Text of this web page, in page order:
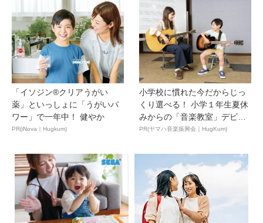
「イソジン®クリアうがい
薬」といっしょに「うがいパ
ワー」で一年中！ 健やか
PR(iNova｜Hugkum)
小学校に慣れた今だからじっ
くり選べる！ 小学１年生夏休
みからの「音楽教室」デビ
ュ...
PR(ヤマハ音楽振興会｜HugKum)